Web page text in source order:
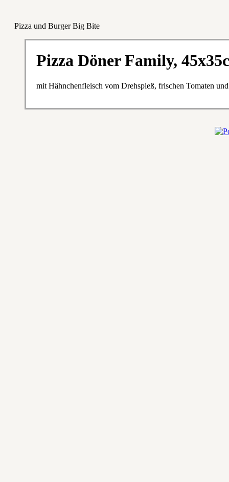
Pizza und Burger Big Bite
Pizza Döner Family,
mit Hähnchenfleisch vom Drehspieß, frischen Tomaten